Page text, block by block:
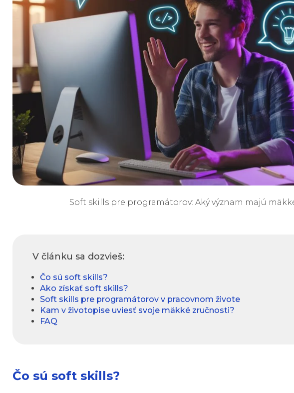
Soft skills pre programátorov: Aký význam majú
V článku sa dozvieš:
Čo sú soft skills?
Ako získať soft skills?
Soft skills pre programátorov v pracovnom živote
Kam v životopise uviesť svoje mäkké zručnosti?
FAQ
Čo sú soft skills?